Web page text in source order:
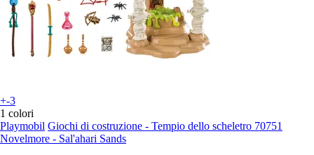
+-3
1 colori
Playmobil Giochi di costruzione - Tempio dello scheletro 70751
Novelmore - Sal'ahari Sands